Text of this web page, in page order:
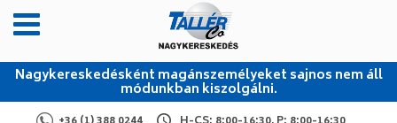
Nagykereskedésként magánszemélyeket sajnos nem áll
módunkban kiszolgálni.